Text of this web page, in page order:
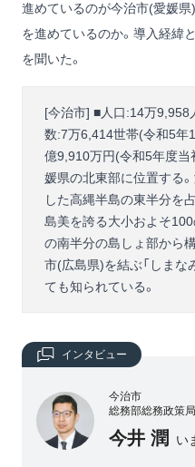
進めているのが今治市(愛媛県
を進めているのか。導入経緯
を聞いた。
[今治市] ■人口:14万
数:7万6,414世帯(令和5年
億9,910万円(令和5年度当
媛県の北東部に位置する
した高縄半島の東半分を
島美を誇る大小およそ
の南半分の島しょ部から
市(広島県)を結ぶ「しまな
ても知られている。
インタビュー
今治市
総務部総務政策
今井 潤 い